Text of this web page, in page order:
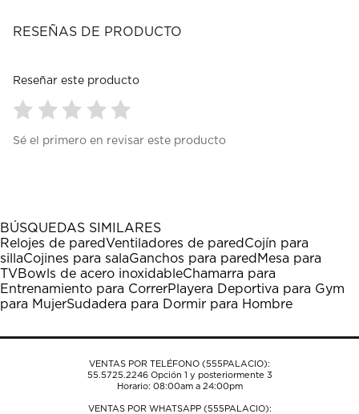
RESEÑAS DE PRODUCTO
Reseñar este producto
para
1
estrella
Esta
acción
abrirá
el
formulario
envío.
para
estrellas.
Esta
acción
abrirá
el
formulario
envío.
para
estrellas.
Esta
acción
abrirá
el
formulario
envío.
para
estrellas.
Esta
acción
abrirá
el
formulario
envío.
para
estrellas.
Esta
acción
abrirá
el
formulario
envío.
Sé el primero en revisar este producto
BÚSQUEDAS SIMILARES
Relojes de pared Ventiladores de pared Cojín para
sillaCojines para salaGanchos para pared Mesa para
TVBowls de acero inoxidableChamarra para
Entrenamiento para CorrerPlayera Deportiva para Gym
para MujerSudadera para Dormir para Hombre
VENTAS POR TELÉFONO (555PALACIO):
55.5725.2246Opción 1 y posteriormente 3
Horario: 08:00am a 24:00pm
VENTAS POR WHATSAPP (555PALACIO):